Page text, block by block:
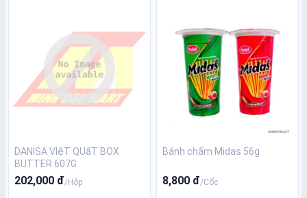
DANISA VIệT QUấT BOX
BUTTER 607G
202,000 đ/Hộp
Bánh chấm Midas 56g
8,800 đ/Cốc